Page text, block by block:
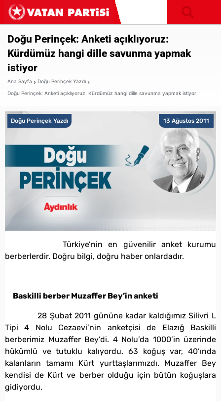
Doğu Perinçek: Anketi açıklıyoruz:
Kürdümüz hangi dille savunma yapmak
istiyor
Ana Sayfa
Doğu Perinçek Yazdı
Doğu Perinçek: Anketi açıklıyoruz: Kürdümüz hangi dille savunma yapmak istiyor
13 Ağustos 2011
Doğu Perinçek Yazdı
Türkiye’nin en güvenilir anket kurumu
berberlerdir. Doğru bilgi, doğru haber onlardadır.
Baskilli berber Muzaffer Bey’in anketi
28 Şubat 2011 gününe kadar kaldığımız Silivri L
Tipi 4 Nolu Cezaevi’nin anketçisi de Elazığ Baskilli
berberimiz Muzaffer Bey’di. 4 Nolu’da 1000’in üzerinde
hükümlü ve tutuklu kalıyordu. 63 koğuş var, 40’ında
kalanların tamamı Kürt yurttaşlarımızdı. Muzaffer Bey
kendisi de Kürt ve berber olduğu için bütün koğuşlara
gidiyordu.